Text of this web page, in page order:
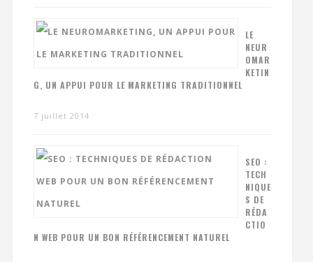
LE
NEUR
OMAR
KETIN
G, UN APPUI POUR LE MARKETING TRADITIONNEL
7 juillet 2014
SEO :
TECH
NIQUE
S DE
RÉDA
CTIO
N WEB POUR UN BON RÉFÉRENCEMENT NATUREL